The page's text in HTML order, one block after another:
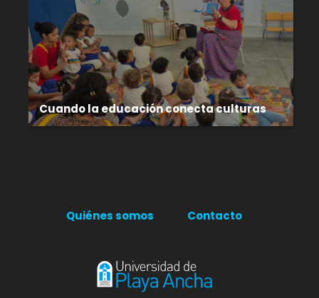
Cuando la educación conecta culturas
Quiénes somos Contacto